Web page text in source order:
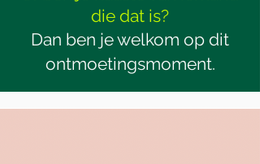
die dat is?
Dan ben je welkom op dit
ontmoetingsmoment.